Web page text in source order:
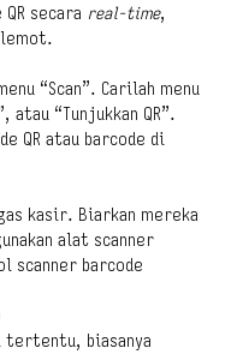
secara real-time,
“Scan”. Carilah menu
atau “Tunjukkan QR”.
QR atau barcode di
kasir. Biarkan mereka
alat scanner
scanner barcode
tertentu, biasanya